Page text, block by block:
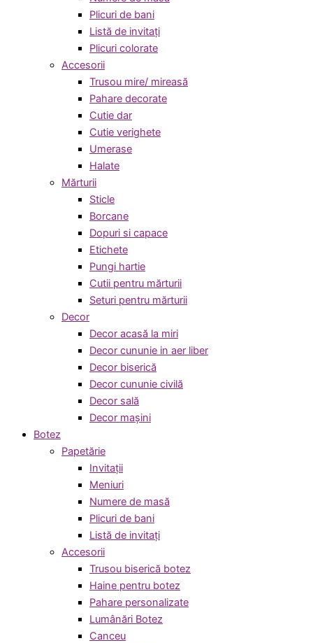
Plicuri de bani
Listă de invitați
Plicuri colorate
Accesorii
Trusou mire/ mireasă
Pahare decorate
Cutie dar
Cutie verighete
Umerase
Halate
Mărturii
Sticle
Borcane
Dopuri si capace
Etichete
Pungi hartie
Cutii pentru mărturii
Seturi pentru mărturii
Decor
Decor acasă la miri
Decor cununie in aer liber
Decor biserică
Decor cununie civilă
Decor sală
Decor mașini
Botez
Papetărie
Invitații
Meniuri
Numere de masă
Plicuri de bani
Listă de invitați
Accesorii
Trusou biserică botez
Haine pentru botez
Pahare personalizate
Lumânări Botez
Canceu